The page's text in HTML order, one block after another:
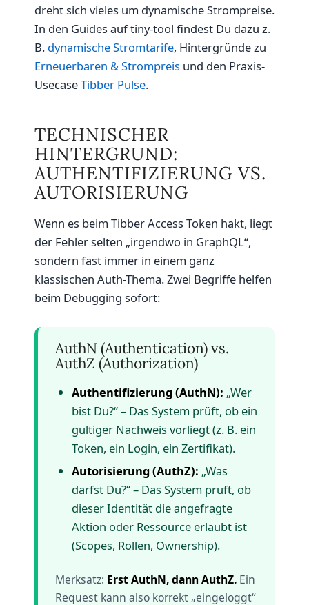
dreht sich vieles um dynamische Strompreise.
In den Guides auf tiny-tool findest Du dazu z.
B. dynamische Stromtarife, Hintergründe zu
Erneuerbaren & Strompreisund den Praxis-
UsecaseTibber Pulse.
TECHNISCHER
HINTERGRUND:
AUTHENTIFIZIERUNG VS.
AUTORISIERUNG
Wenn es beim Tibber Access Token hakt, liegt
der Fehler selten „irgendwo in GraphQL“,
sondern fast immer in einem ganz
klassischen Auth-Thema. Zwei Begriffe helfen
beim Debugging sofort:
AuthN (Authentication) vs.
AuthZ (Authorization)
Authentifizierung (AuthN): „Wer
bist Du?“ – Das System prüft, ob ein
gültiger Nachweis vorliegt (z. B. ein
Token, ein Login, ein Zertifikat).
Autorisierung (AuthZ): „Was
darfst Du?“ – Das System prüft, ob
dieser Identität die angefragte
Aktion oder Ressource erlaubt ist
(Scopes, Rollen, Ownership).
Merksatz: Erst AuthN, dann AuthZ. Ein
Request kann also korrekt „eingeloggt“